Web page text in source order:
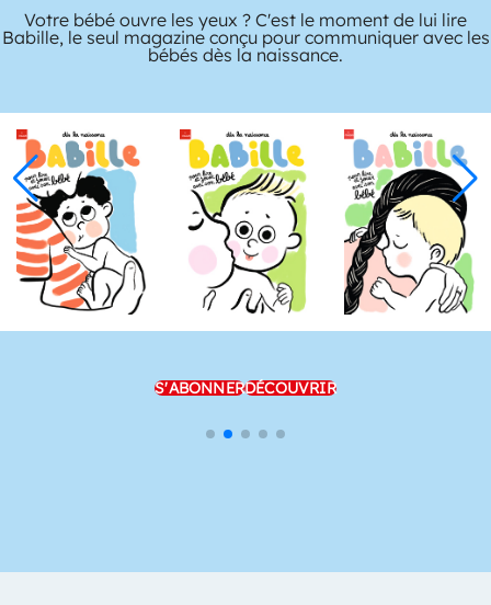
Votre bébé ouvre les yeux ? C'est le moment de lui lire
Babille, le seul magazine conçu pour communiquer avec les
bébés dès la naissance.
S'ABONNERDÉCOUVRIR